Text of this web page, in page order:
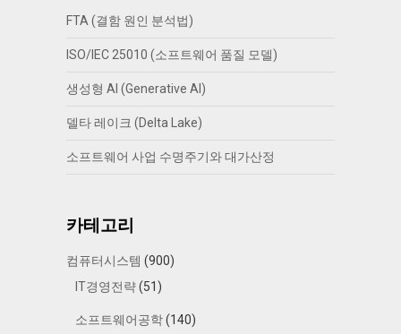
FTA (결함 원인 분석법)
ISO/IEC 25010 (소프트웨어 품질 모델)
생성형 AI (Generative AI)
델타 레이크 (Delta Lake)
소프트웨어 사업 수명주기와 대가산정
카테고리
컴퓨터시스템 (900)
IT경영전략(51)
소프트웨어공학(140)